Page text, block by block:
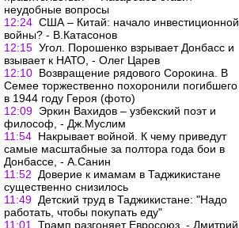
неудобные вопросы
12:24 США – Китай: начало инвестиционной
войны? - В.Катасонов
12:15 Угол. Порошенко взрывает Донбасс и
взывает к НАТО, - Олег Царев
12:10 Возвращение рядового Сорокина. В
Семее торжественно похоронили погибшего
в 1944 году Героя (фото)
12:09 Эркин Вахидов – узбекский поэт и
философ, - Дж.Муслим
11:54 Накрывает войной. К чему приведут
самые масштабные за полтора года бои в
Донбассе, - А.Санин
11:52
Доверие к имамам в Таджикистане
существенно снизилось
11:49 Детский труд в Таджикистане: "Надо
работать, чтобы покупать еду"
11:01
Трамп разгоняет Евросоюз, - Дмитрий